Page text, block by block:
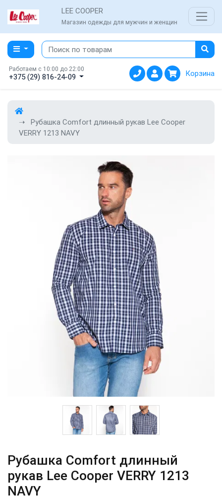
LEE COOPER
Магазин одежды для мужчин и женщин
Работаем с 10:00 до 22:00
+375 (29) 816-24-09 Корзина
Рубашка Comfort длинный рукав Lee Cooper
VERRY 1213 NAVY
Рубашка Comfort длинный
рукав Lee Cooper VERRY 1213
NAVY